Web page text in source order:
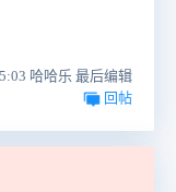
哈哈乐 最后编辑
回帖